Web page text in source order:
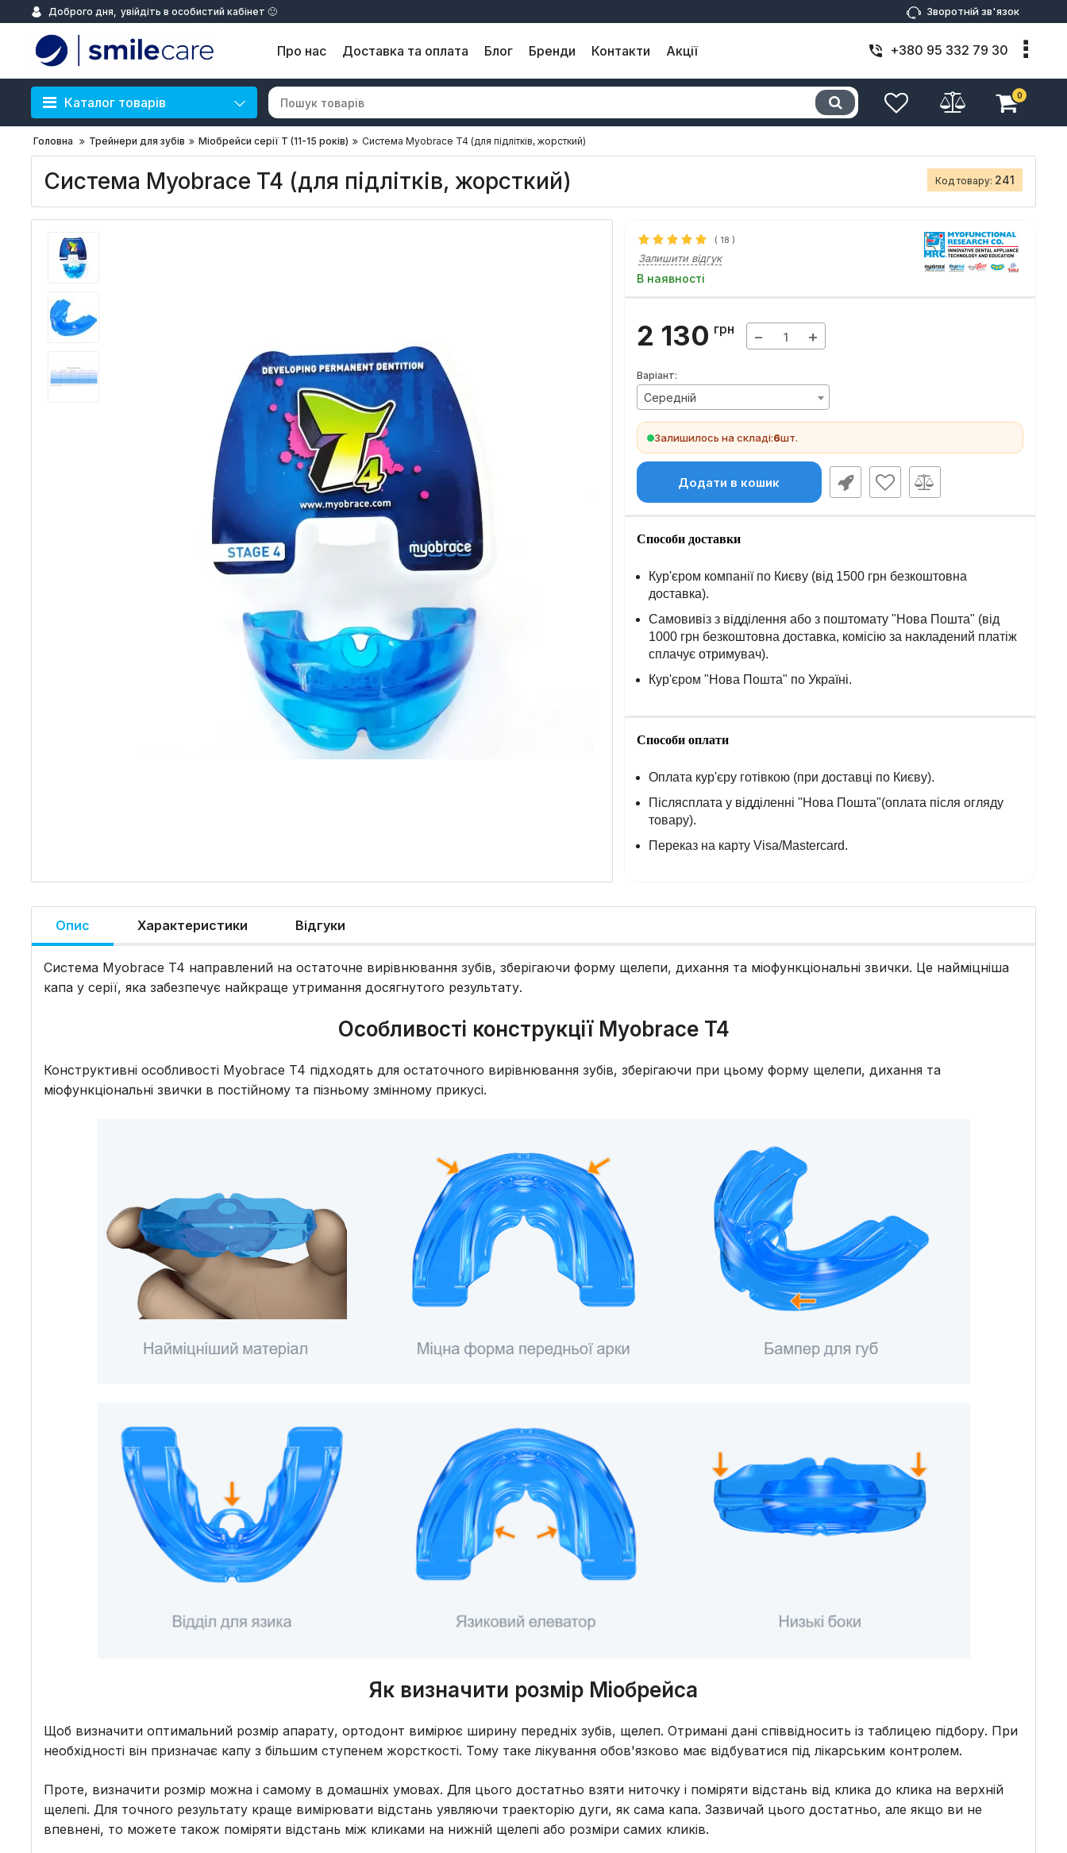
Доброго дня, увійдіть в особистий кабінет 🙂 Зворотній зв'язок
Про нас Доставка та оплата Блог Бренди Контакти Акції +380 95 332 79 30
Каталог товарів 0
Головна Трейнери для зубів Міобрейси серії Т (11-15 років) Система Myobrace T4 (для підлітків, жорсткий)
Система Myobrace T4 (для підлітків, жорсткий) Код товару: 241
( 18 )
Залишити відгук
В наявності
2 130 грн − +
Варіант:
Середній
Залишилось на складі:6шт.
Додати в кошик
Способи доставки
Кур'єром компанії по Києву (від 1500 грн безкоштовна
доставка).
Самовивіз з відділення або з поштомату "Нова Пошта" (від
1000 грн безкоштовна доставка, комісію за накладений платіж
сплачує отримувач).
Кур'єром "Нова Пошта" по Україні.
Способи оплати
Оплата кур'єру готівкою (при доставці по Києву).
Післясплата у відділенні "Нова Пошта"(оплата після огляду
товару).
Переказ на карту Visa/Mastercard.
Опис Характеристики Відгуки
Система Myobrace T4 направлений на остаточне вирівнювання зубів, зберігаючи форму щелепи, дихання та міофункціональні звички. Це найміцніша
капа у серії, яка забезпечує найкраще утримання досягнутого результату.
Особливості конструкції Myobrace T4
Конструктивні особливості Myobrace T4 підходять для остаточного вирівнювання зубів, зберігаючи при цьому форму щелепи, дихання та
міофункціональні звички в постійному та пізньому змінному прикусі.
Як визначити розмір Міобрейса
Щоб визначити оптимальний розмір апарату, ортодонт вимірює ширину передніх зубів, щелеп. Отримані дані співвідносить із таблицею підбору. При
необхідності він призначає капу з більшим ступенем жорсткості. Тому таке лікування обов'язково має відбуватися під лікарським контролем.
Проте, визначити розмір можна і самому в домашніх умовах. Для цього достатньо взяти ниточку і поміряти відстань від клика до клика на верхній
щелепі. Для точного результату краще вимірювати відстань уявляючи траекторію дуги, як сама капа. Зазвичай цього достатньо, але якщо ви не
впевнені, то можете також поміряти відстань між кликами на нижній щелепі або розміри самих кликів.